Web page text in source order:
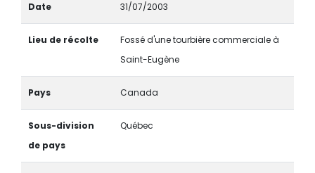
Date 31/07/2003
Lieu de récolte
Fossé d'une tourbière commerciale à
Saint-Eugène
Pays Canada
Sous-division
de pays
Québec